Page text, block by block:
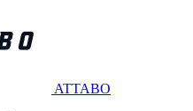
ATTABO